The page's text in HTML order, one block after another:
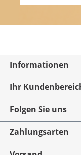
Informationen
Ihr
Folgen Sie uns
Zahlungsarten